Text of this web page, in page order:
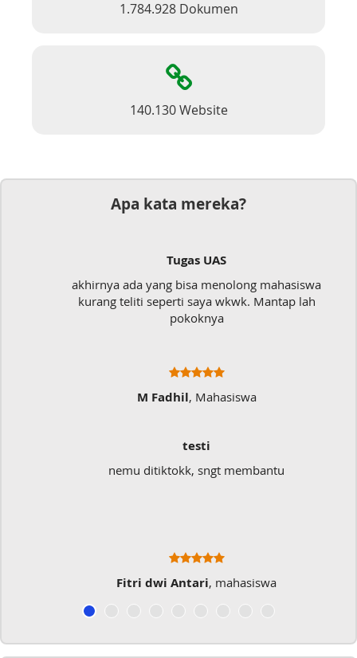
1.784.928 Dokumen
140.130 Website
Apa kata mereka?
Tugas UAS
akhirnya ada yang bisa menolong mahasiswa
kurang teliti seperti saya wkwk. Mantap lah
pokoknya
M Fadhil, Mahasiswa
testi
nemu ditiktokk, sngt membantu
Fitri dwi Antari, mahasiswa